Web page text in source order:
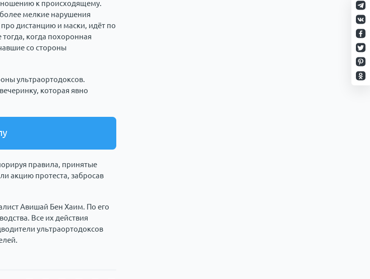
к происходящему.
мелкие нарушения
про дистанцию и маски, идёт по
когда похоронная
со стороны
ультраортодоксов.
которая явно
правила, принятые
акцию протеста, забросав
Авишай Бен Хаим. По его
Все их действия
ультраортодоксов